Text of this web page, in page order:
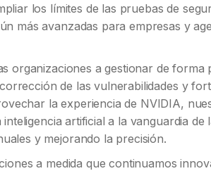
los límites de las pruebas de
más avanzadas para empresas y
organizaciones a gestionar de forma
de las vulnerabilidades y
la experiencia de NVIDIA,
artificial a la vanguardia de
y mejorando la precisión.
a medida que continuamos